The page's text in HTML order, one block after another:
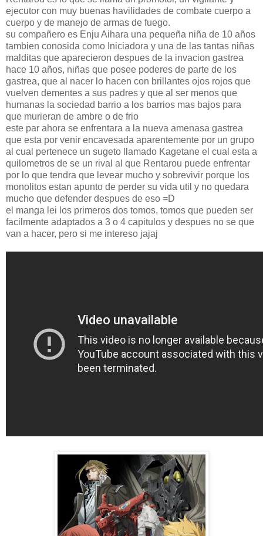
ejecutor con muy buenas havilidades de combate cuerpo a
cuerpo y de manejo de armas de fuego.
su compañero es Enju Aihara una pequeña niña de 10 años
tambien conosida como Iniciadora y una de las tantas niñas
malditas que aparecieron despues de la invacion gastrea
hace 10 años, niñas que posee poderes de parte de los
gastrea, que al nacer lo hacen con brillantes ojos rojos que
vuelven dementes a sus padres y que al ser menos que
humanas la sociedad barrio a los barrios mas bajos para
que murieran de ambre o de frio
este par ahora se enfrentara a la nueva amenasa gastrea
que esta por venir encavesada aparentemente por un grupo
al cual pertenece un sugeto llamado Kagetane el cual esta a
quilometros de se un rival al que Rentarou puede enfrentar
por lo que tendra que levear mucho y sobrevivir porque los
monolitos estan apunto de perder su vida util y no quedara
mucho que defender despues de eso =D
el manga lei los primeros dos tomos, tomos que pueden ser
facilmente adaptados a 3 o 4 capitulos y despues no se que
van a hacer, pero si me intereso jajaj